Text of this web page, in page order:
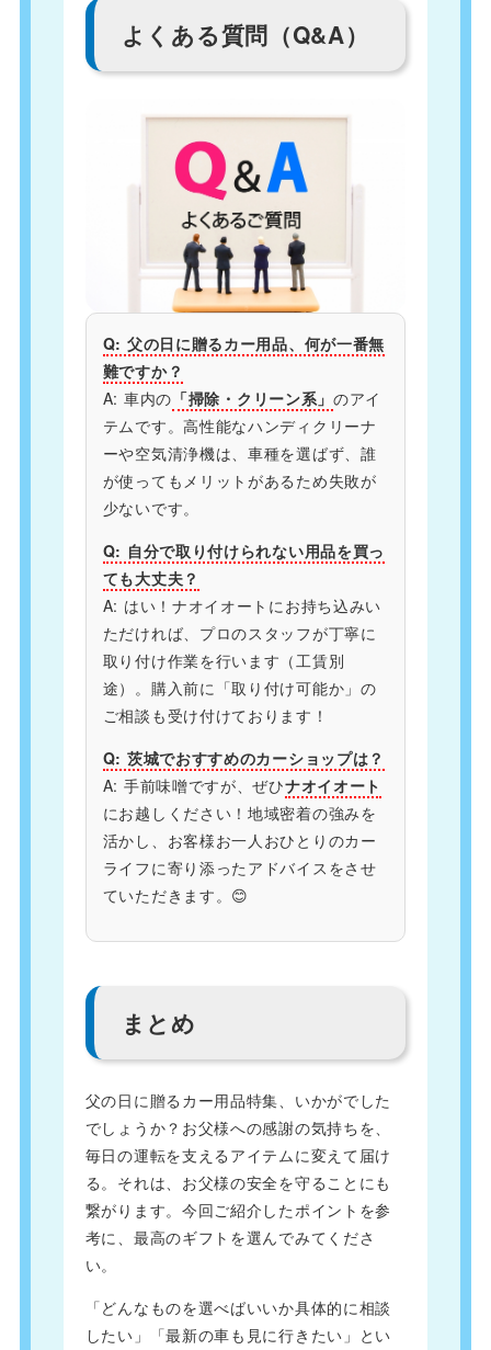
よくある質問（Q&A）
Q: 父の日に贈るカー用品、何が一番無
難ですか？
A: 車内の 「掃除・クリーン系」 のアイ
テムです。高性能なハンディクリーナ
ーや空気清浄機は、車種を選ばず、誰
が使ってもメリットがあるため失敗が
少ないです。
Q: 自分で取り付けられない用品を買っ
ても大丈夫？
A: はい！ナオイオートにお持ち込みい
ただければ、プロのスタッフが丁寧に
取り付け作業を行います（工賃別
途）。購入前に「取り付け可能か」の
ご相談も受け付けております！
Q: 茨城でおすすめのカーショップは？
A: 手前味噌ですが、ぜひナオイオート
にお越しください！地域密着の強みを
活かし、お客様お一人おひとりのカー
ライフに寄り添ったアドバイスをさせ
ていただきます。😊
まとめ
父の日に贈るカー用品特集、いかがでした
でしょうか？お父様への感謝の気持ちを、
毎日の運転を支えるアイテムに変えて届け
る。それは、お父様の安全を守ることにも
繋がります。今回ご紹介したポイントを参
考に、最高のギフトを選んでみてくださ
い。
「どんなものを選べばいいか具体的に相談
したい」「最新の車も見に行きたい」とい